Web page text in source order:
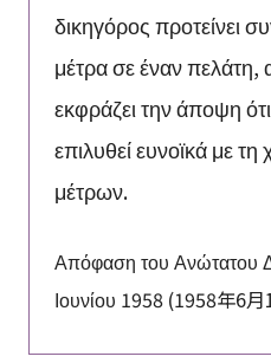
δικηγόρος προτείνει
μέτρα σε έναν πελάτη,
εκφράζει την άποψη
επιλυθεί ευνοϊκά με
μέτρων.
Απόφαση του Ανώτατου
Ιουνίου 1958 (1958年6